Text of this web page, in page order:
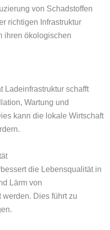
von Schadstoffen
richtigen Infrastruktur
ihren ökologischen
Ladeinfrastruktur schafft
Wartung und
kann die lokale Wirtschaft
die Lebensqualität in
Lärm von
Dies führt zu